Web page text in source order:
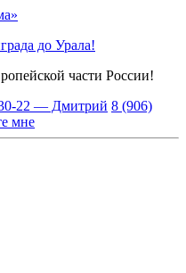
до Урала!
части России!
22 — Дмитрий 8 (906)
мне